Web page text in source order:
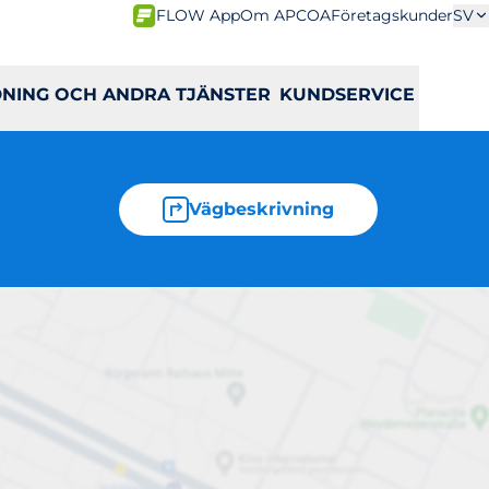
FLOW AppOm APCOAFöretagskunderSV
OCH ANDRA TJÄNSTER KUNDSERVICE
Vägbeskrivning